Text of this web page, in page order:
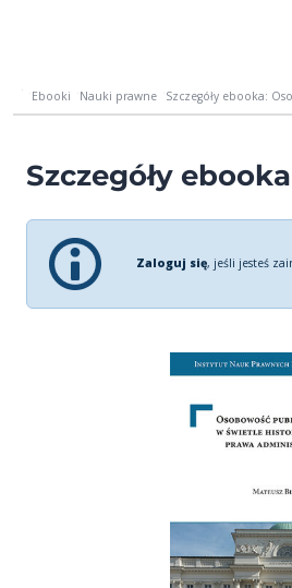
Ebooki Nauki prawne Szczegóły ebooka:
Szczegóły ebooka
Zaloguj się, jeśli jesteś